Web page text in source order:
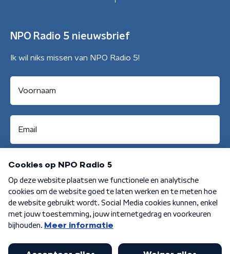
NPO Radio 5 nieuwsbrief
Ik wil niks missen van NPO Radio 5!
Aanmelden
Algemene voorwaarden